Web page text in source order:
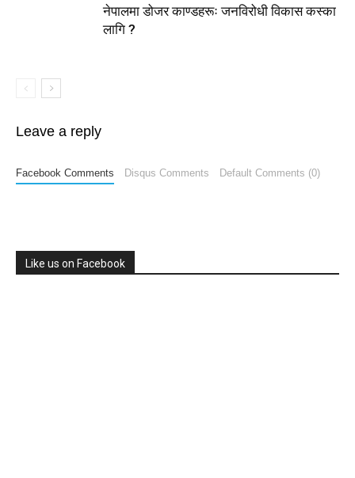
नेपालमा डोजर काण्डहरूः जनविरोधी विकास कस्का
लागि ?
Leave a reply
Facebook Comments Disqus Comments Default Comments (0)
Like us on Facebook